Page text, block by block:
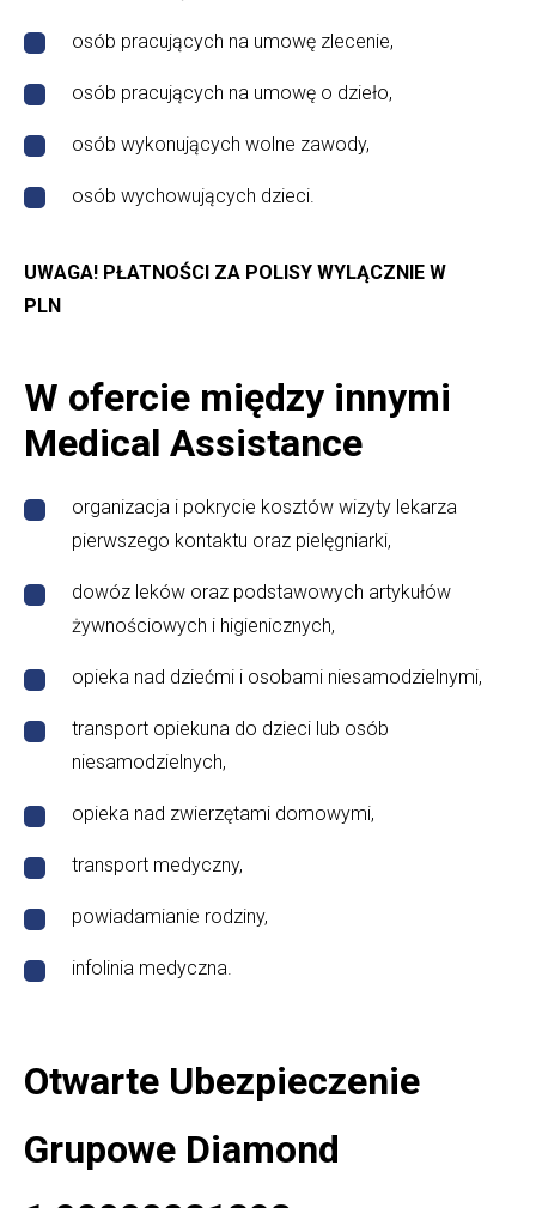
osób pracujących na umowę zlecenie,
osób pracujących na umowę o dzieło,
osób wykonujących wolne zawody,
osób wychowujących dzieci.
UWAGA! PŁATNOŚCI ZA POLISY WYLĄCZNIE W
PLN
W ofercie między innymi
Medical Assistance
organizacja i pokrycie kosztów wizyty lekarza
pierwszego kontaktu oraz pielęgniarki,
dowóz leków oraz podstawowych artykułów
żywnościowych i higienicznych,
opieka nad dziećmi i osobami niesamodzielnymi,
transport opiekuna do dzieci lub osób
niesamodzielnych,
opieka nad zwierzętami domowymi,
transport medyczny,
powiadamianie rodziny,
infolinia medyczna.
Otwarte Ubezpieczenie
Grupowe Diamond